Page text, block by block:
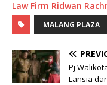
Law Firm Ridwan
MALANG PLAZA
Pj
Lansia